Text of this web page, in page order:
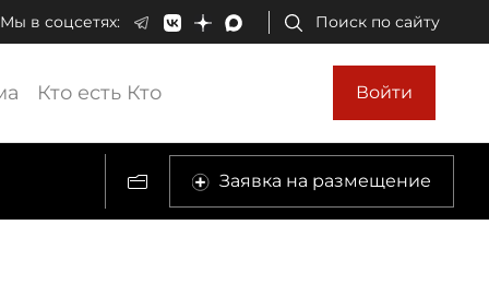
Мы в соцсетях: Поиск по сайту
Кто есть Кто Войти
Заявка на размещение